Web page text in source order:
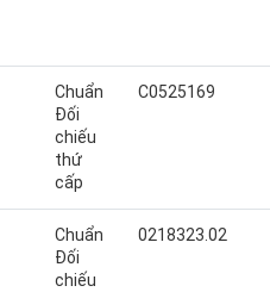
Chuẩn
Đối
chiếu
thứ
cấp
C0525169
Chuẩn
Đối
chiếu
0218323.02